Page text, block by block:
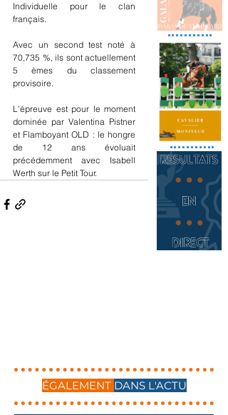
Individuelle pour le clan
français.
Avec un second test noté à
70,735 %, ils sont actuellement
5 èmes du classement
provisoire.
L'épreuve est pour le moment
dominée par Valentina Pistner
et Flamboyant OLD : le hongre
de 12 ans évoluait
précédemment avec Isabell
Werth sur le Petit Tour.
ÉGALEMENT DANS L'ACTU